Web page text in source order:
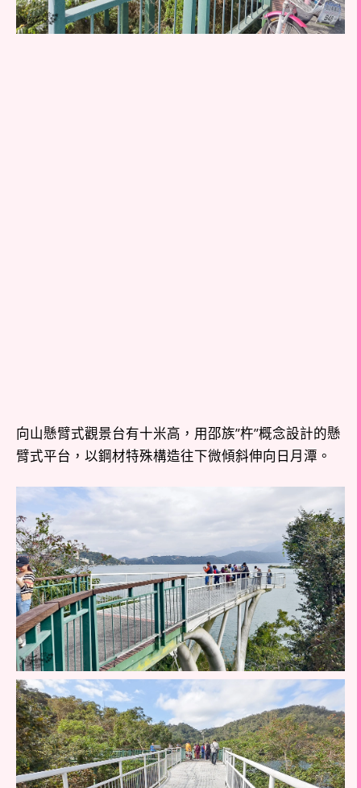
向山懸臂式觀景台有十米高，用邵族”杵”概念設計的懸
臂式平台，以鋼材特殊構造往下微傾斜伸向日月潭。